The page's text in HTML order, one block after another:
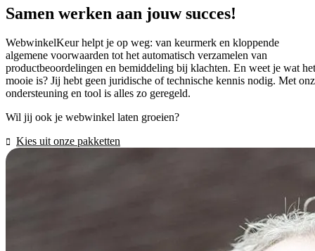
Samen werken aan jouw succes!
WebwinkelKeur helpt je op weg: van keurmerk en kloppende
algemene voorwaarden tot het automatisch verzamelen van
productbeoordelingen en bemiddeling bij klachten. En weet je wat het
mooie is? Jij hebt geen juridische of technische kennis nodig. Met
ondersteuning en tool is alles zo geregeld.
Wil jij ook je webwinkel laten groeien?
Kies uit onze pakketten